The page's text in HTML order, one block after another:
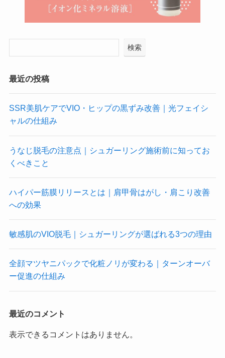
検索
最近の投稿
SSR美肌ケアでVIO・ヒップの黒ずみ改善｜光フェイシ
ャルの仕組み
うなじ脱毛の注意点｜シュガーリング施術前に知ってお
くべきこと
ハイパー筋膜リリースとは｜肩甲骨はがし・肩こり改善
への効果
敏感肌のVIO脱毛｜シュガーリングが選ばれる3つの理由
全顔マツヤニパックで化粧ノリが変わる｜ターンオーバ
ー促進の仕組み
最近のコメント
表示できるコメントはありません。